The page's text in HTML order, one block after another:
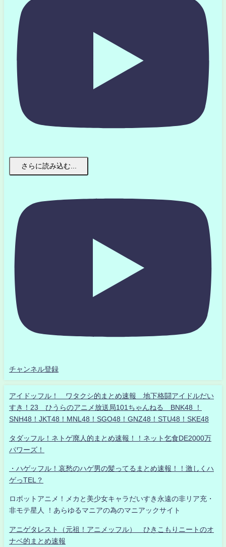
さらに読み込む...
チャンネル登録
アイドッフル！ ワタクシ的まとめ速報 地下格闘アイドルだい
すき！23 ひうらのアニメ放送局101ちゃんねる BNK48 ！
SNH48！JKT48！MNL48！SGO48！GNZ48！STU48！SKE48
タダッフル！ネトゲ廃人的まとめ速報！！ネット乞食DE2000万
パワーズ！
・ハゲッフル！哀愁のハゲ男の髪ってるまとめ速報！！激しくハ
ゲっTEL？
ロボットアニメ！メカと美少女キャラだいすき永遠の非リア充・
非モテ星人 ！あらゆるマニアの為のマニアックサイト
アニゲタレスト（元祖！アニメッフル） ひきこもりニートのオ
ナベ的まとめ速報